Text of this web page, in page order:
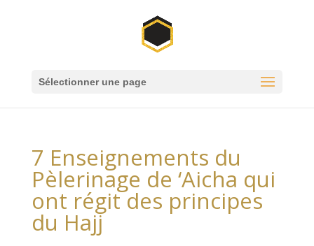
Sélectionner une page
7 Enseignements du
Pèlerinage de ‘Aicha qui
ont régit des principes
du Hajj